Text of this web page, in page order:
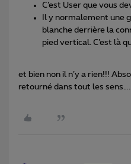
C’est User que vous
Il y normalement une
blanche derrière la
pied vertical. C’est là
et bien non il n’y a rien!!!
retourné dans tout les sens….